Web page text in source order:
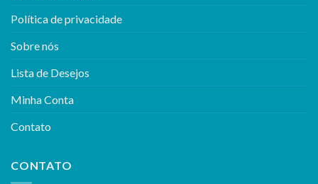
Política de privacidade
Sobre nós
Lista de Desejos
Minha Conta
Contato
CONTATO